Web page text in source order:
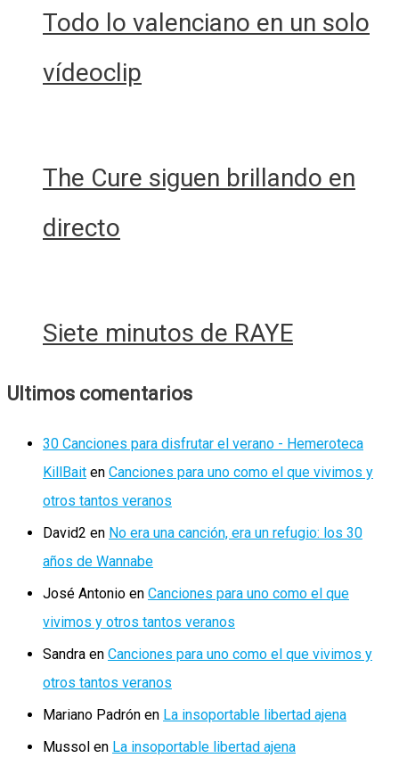
Todo lo valenciano en un solo
vídeoclip
The Cure siguen brillando en
directo
Siete minutos de RAYE
Ultimos comentarios
30 Canciones para disfrutar el verano - Hemeroteca
KillBait en Canciones para uno como el que vivimos y
otros tantos veranos
David2 en No era una canción, era un refugio: los 30
años de Wannabe
José Antonio en Canciones para uno como el que
vivimos y otros tantos veranos
Sandra en Canciones para uno como el que vivimos y
otros tantos veranos
Mariano Padrón en La insoportable libertad ajena
Mussol en La insoportable libertad ajena